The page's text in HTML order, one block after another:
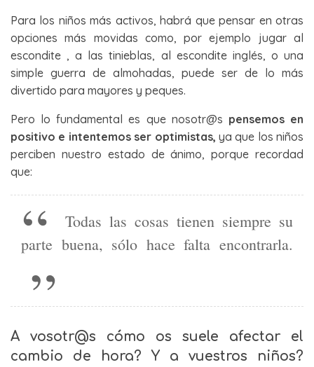
Para los niños más activos, habrá que pensar en otras
opciones más movidas como, por ejemplo jugar al
escondite , a las tinieblas, al escondite inglés, o una
simple guerra de almohadas, puede ser de lo más
divertido para mayores y peques.
Pero lo fundamental es que nosotr@s pensemos en
positivo e intentemos ser optimistas, ya que los niños
perciben nuestro estado de ánimo, porque recordad
que:
Todas las cosas tienen siempre su
parte buena, sólo hace falta encontrarla.
A vosotr@s cómo os suele afectar el
cambio de hora? Y a vuestros niños?